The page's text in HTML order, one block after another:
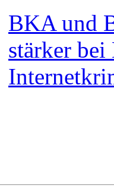
BKA und
stärker